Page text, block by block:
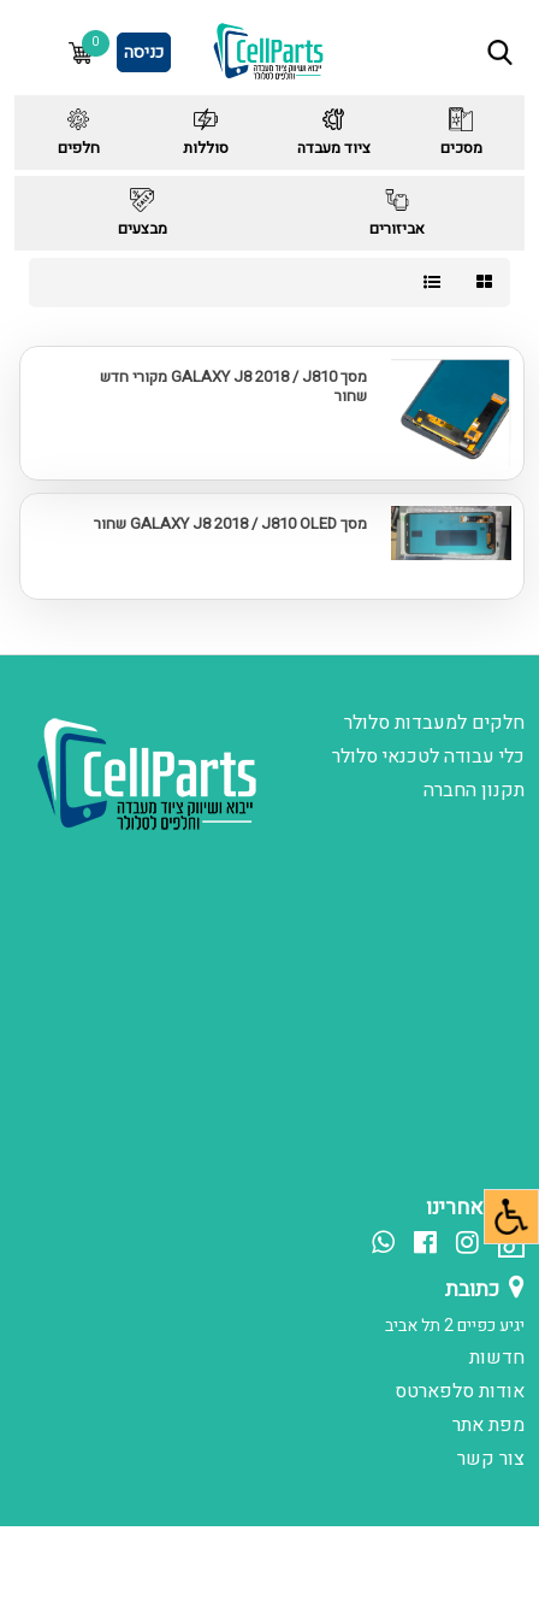
כניסה 0
מסכים ציוד מעבדה סוללות חלפים
אביזורים מבצעים
מסך GALAXY J8 2018 / J810 מקורי חדש
שחור
מסך GALAXY J8 2018 / J810 OLED שחור
עקב אחרינו
כתובת
יגיע כפיים 2 תל אביב
חדשות
אודות סלפארטס
מפת אתר
צור קשר
חלקים למעבדות סלולר
כלי עבודה לטכנאי סלולר
תקנון החברה